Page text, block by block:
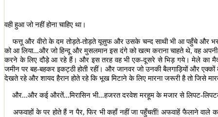
वही हुआ जो नहीं होना चाहिए था।
फत्तू और वीरो के दम तोड़ते-तोड़ते यूसुफ और उसके चन्द साथी भी आ पहुँचे और
को आ लिया...और जो हिन्दू और मुसलमान इस दंगे को खत्म कराना चाहते थे,वह
करने के लिए दौड़े आ रहे हैं। और इस तरह वह भी एक-दूसरे से भिड़ गये। मेले का
जमीन पर बह-बहकर इकट्ठी होती रहीं। और जानवर जो उनकी बैलगाड़ियों और
देखते रहे और शायद हैरान होते रहे कि भूख मिटाने के लिए मारना जरूरी है तो जिसे
और...और कई औरतें...मिरासिन भी...हजरत दरवेश मरहूम के मजार से लिपट-
अफवाहों के पर होते हैं न पैर,फिर भी कहाँ नहीं जा पहुँचतीं! अफवाहें फैलाने वाले